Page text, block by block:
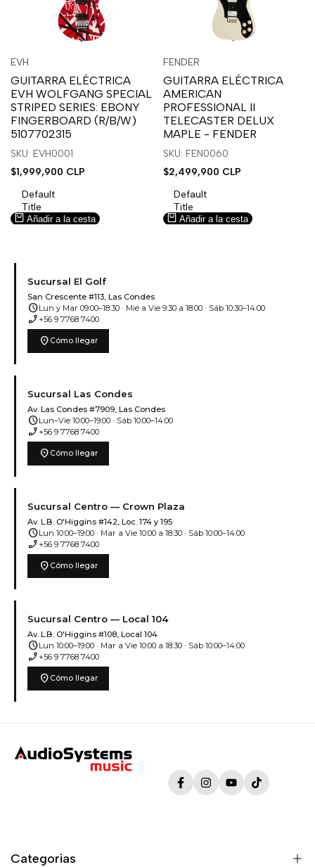
sesión
para
usar
la
lista
deseos.
para
usar
Compare
Proveedor:
EVH
GUITARRA ELÉCTRICA
EVH WOLFGANG SPECIAL
STRIPED SERIES: EBONY
FINGERBOARD (R/B/W)
5107702315
SKU: EVH0001
Precio
venta
$1,999,900 CLP
Default
Title
Añadir a la cesta
sesión
para
usar
la
lista
deseos.
sesión
para
usar
Compare
Vista
Proveedor:
FENDER
GUITARRA ELÉCTRICA
AMERICAN
PROFESSIONAL II
TELECASTER DELUX
MAPLE - FENDER
SKU: FEN0060
Precio
venta
$2,499,900 CLP
Default
Title
Añadir a la cesta
Sucursal El Golf
San Crescente #113, Las Condes
scheduleLun y Mar 09:00–18:30 · Mié a Vie 9:30 a 18:00 · Sáb 10:30–14:00
phone_enabled +56 9 7768 7400
location_on Cómo llegar
Sucursal Las Condes
Av. Las Condes #7909, Las Condes
scheduleLun–Vie 10:00–19:00 · Sáb 10:00–14:00
phone_enabled +56 9 7768 7400
location_on Cómo llegar
Sucursal Centro — Crown Plaza
Av. L.B. O'Higgins #142, Loc. 174 y 195
scheduleLun 10:00–19:00 · Mar a Vie 10:00 a 18:30 · Sáb 10:00–14:00
phone_enabled +56 9 7768 7400
location_on Cómo llegar
Sucursal Centro — Local 104
Av. L.B. O'Higgins #108, Local 104
scheduleLun 10:00–19:00 · Mar a Vie 10:00 a 18:30 · Sáb 10:00–14:00
phone_enabled +56 9 7768 7400
location_on Cómo llegar
FacebookInstagramYouTubeTikTok
Categorias